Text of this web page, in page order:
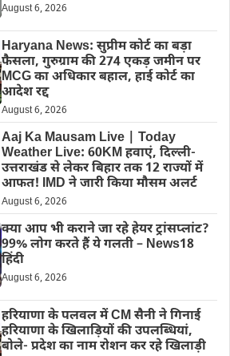
August 6, 2026
Haryana News: सुप्रीम कोर्ट का बड़ा
फैसला, गुरुग्राम की 274 एकड़ जमीन पर
MCG का अधिकार बहाल, हाई कोर्ट का
आदेश रद्द
August 6, 2026
Aaj Ka Mausam Live | Today
Weather Live: 60KM हवाएं, दिल्ली-
उत्तराखंड से लेकर बिहार तक 12 राज्यों में
आफत! IMD ने जारी किया मौसम अलर्ट
August 6, 2026
क्या आप भी कराने जा रहे हेयर ट्रांसप्लांट?
99% लोग करते हैं ये गलती – News18
हिंदी
August 6, 2026
हरियाणा के पलवल में CM सैनी ने गिनाई
हरियाणा के खिलाड़ियों की उपलब्धियां,
बोले- प्रदेश का नाम रोशन कर रहे खिलाड़ी